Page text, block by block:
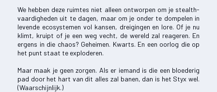
We hebben deze ruimtes niet alleen ontworpen om je stealth-
vaardigheden uit te dagen, maar om je onder te dompelen in
levende ecosystemen vol kansen, dreigingen en lore. Of je nu
klimt, kruipt of je een weg vecht, de wereld zal reageren. En
ergens in die chaos? Geheimen. Kwarts. En een oorlog die op
het punt staat te exploderen.
Maar maak je geen zorgen. Als er iemand is die een bloederig
pad door het hart van dit alles zal banen, dan is het Styx wel.
(Waarschijnlijk.)